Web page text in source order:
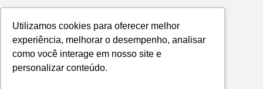
Utilizamos cookies para oferecer melhor
experiência, melhorar o desempenho, analisar
como você interage em nosso site e
personalizar conteúdo.
ATENDIMENTO:Segunda à sexta.
Das 8h às 12h e das 13h às 18h.